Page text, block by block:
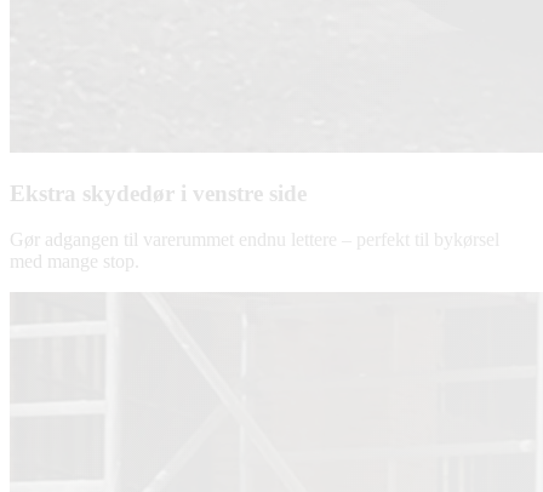
Ekstra skydedør i venstre side
Gør adgangen til varerummet endnu lettere – perfekt til bykørsel
med mange stop.